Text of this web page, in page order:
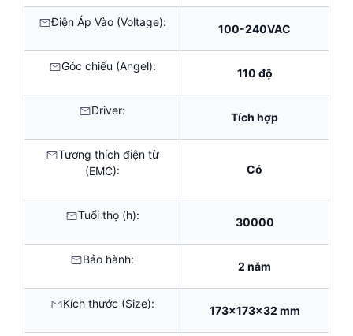
Điện Áp Vào (Voltage):
100-240VAC
Góc chiếu (Angel):
110 độ
Driver:
Tích hợp
Tương thích điện từ
(EMC):
Có
Tuổi thọ (h):
30000
Bảo hành:
2 năm
Kích thước (Size):
173x173x32 mm